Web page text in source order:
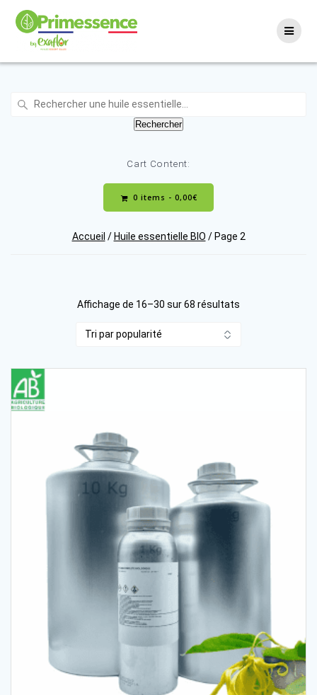
Recherche
Rechercher
Cart Content:
0 items - 0,00€
Accueil / Huile essentielle BIO / Page 2
Affichage de 16–30 sur 68 résultats